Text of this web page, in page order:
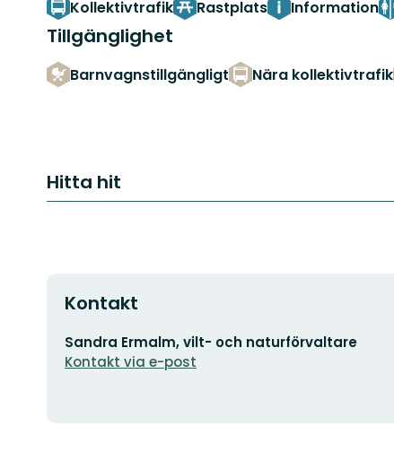
Kollektivtrafik Rastplats Information
Tillgänglighet
Barnvagnstillgängligt Nära kollektivtrafik
Hitta hit
Kontakt
E-
postadress
Sandra Ermalm, vilt- och naturförvaltare
Kontakt via e-post